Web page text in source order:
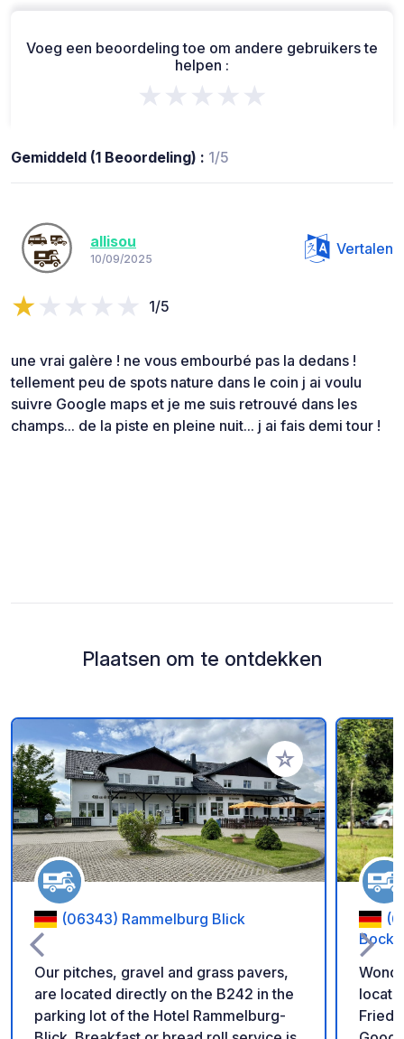
Voeg een beoordeling toe om andere gebruikers te
helpen :
★★★★★
Gemiddeld (1 Beoordeling) : 1/5
allisou
10/09/2025
Vertalen
1/5
une vrai galère ! ne vous embourbé pas la dedans !
tellement peu de spots nature dans le coin j ai voulu
suivre Google maps et je me suis retrouvé dans les
champs... de la piste en pleine nuit... j ai fais demi tour !
Plaatsen om te ontdekken
Voeg toe aan je
(06343) Rammelburg Blick
Our pitches, gravel and grass pavers,
are located directly on the B242 in the
parking lot of the Hotel Rammelburg-